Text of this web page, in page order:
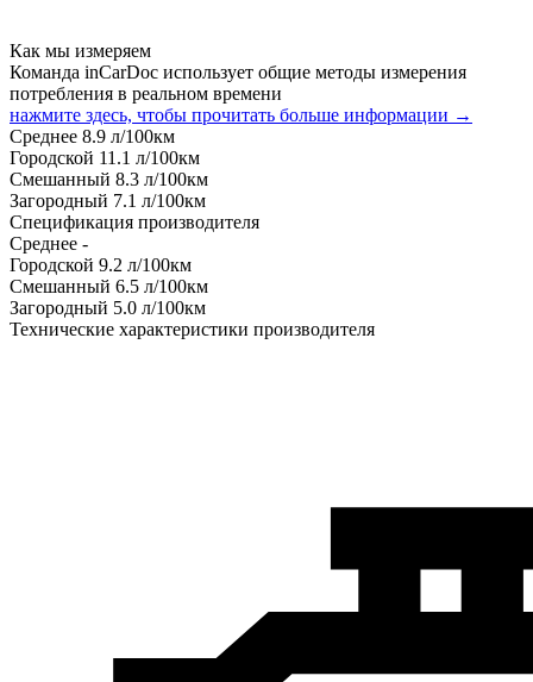
Как мы измеряем
Команда inCarDoc использует общие методы измерения
потребления в реальном времени
нажмите здесь, чтобы прочитать больше информации →
Среднее 8.9 л/100км
Городской 11.1 л/100км
Смешанный 8.3 л/100км
Загородный 7.1 л/100км
Спецификация производителя
Среднее -
Городской 9.2 л/100км
Смешанный 6.5 л/100км
Загородный 5.0 л/100км
Технические характеристики производителя